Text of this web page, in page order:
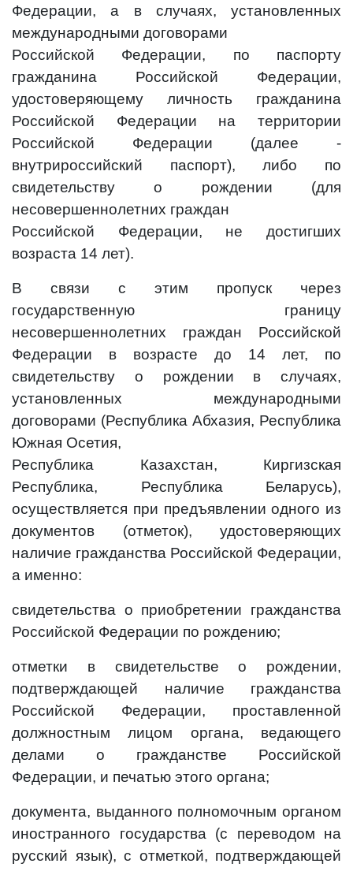
Федерации, а в случаях, установленных
международными договорами
Российской Федерации, по паспорту
гражданина Российской Федерации,
удостоверяющему личность гражданина
Российской Федерации на территории
Российской Федерации (далее -
внутрироссийский паспорт), либо по
свидетельству о рождении (для
несовершеннолетних граждан
Российской Федерации, не достигших
возраста 14 лет).
В связи с этим пропуск через
государственную границу
несовершеннолетних граждан Российской
Федерации в возрасте до 14 лет, по
свидетельству о рождении в случаях,
установленных международными
договорами (Республика Абхазия, Республика
Южная Осетия,
Республика Казахстан, Киргизская
Республика, Республика Беларусь),
осуществляется при предъявлении одного из
документов (отметок), удостоверяющих
наличие гражданства Российской Федерации,
а именно:
свидетельства о приобретении гражданства
Российской Федерации по рождению;
отметки в свидетельстве о рождении,
подтверждающей наличие гражданства
Российской Федерации, проставленной
должностным лицом органа, ведающего
делами о гражданстве Российской
Федерации, и печатью этого органа;
документа, выданного полномочным органом
иностранного государства (с переводом на
русский язык), с отметкой, подтверждающей